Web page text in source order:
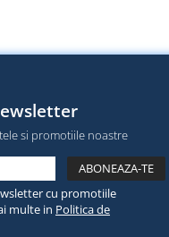
si promotiile noastre
cu promotiile
multe in Politica de